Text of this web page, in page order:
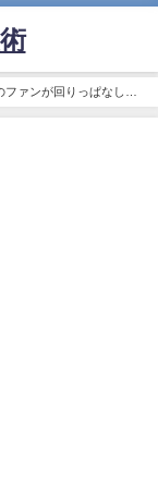
ファンが回りっぱなしで